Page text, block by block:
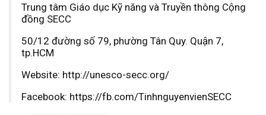
Trung tâm Giáo dục Kỹ năng và Truyền thông Cộng
đồng SECC
50/12 đường số 79, phường Tân Quy. Quận 7,
tp.HCM
Website: http://unesco-secc.org/
Facebook: https://fb.com/TinhnguyenvienSECC